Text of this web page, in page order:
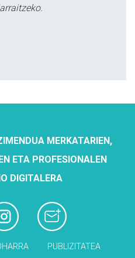
MERKATARIEN,
ETA PROFESIONALEN
DIGITALERA
PUBLIZITATEA